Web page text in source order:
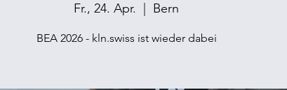
Fr., 24. Apr. Bern
BEA 2026 - kln.swiss ist wieder dabei